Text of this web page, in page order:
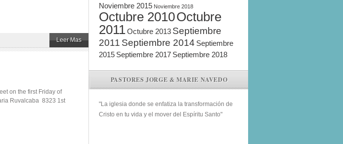
Leer Mas
on the first Friday of
Ruvalcaba 8323 1st
Noviembre 2015 Noviembre 2018
Octubre 2010Octubre
2011Octubre 2013 Septiembre
2011 Septiembre 2014 Septiembre
2015 Septiembre 2017 Septiembre 2018
PASTORES JORGE & MARIE NAVEDO
"La iglesia donde se enfatiza la transformación de
Cristo en tu vida y el mover del Espíritu Santo"